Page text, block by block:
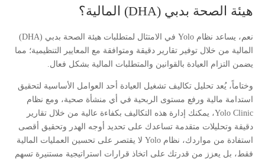
هيئة الصحة بدبي (DHA) المالية؟
نعم، يساعد نظام Yolo في الامتثال لمتطلبات هيئة الصحة بدبي (DHA)
المالية من خلال توفير تقارير دقيقة ومتوافقة مع المعايير التنظيمية؛ مما
يضمن التزام العيادة بالقوانين والمتطلبات المالية بشكل فعال.
وختاماً، يُعد تحليل تكاليف تشغيل العيادة أحد العوامل الأساسية لتحقيق
استدامة مالية ورفع مستوى الربحية في أي منشأة صحية، ومع نظام
Yolo Clinic، يمكنك إدارة هذه التكاليف بكفاءة عالية من خلال تقارير
دقيقة وتحليلات متقدمة تساعدك على تحديد أوجه الهدر وتحقيق أقصى
استفادة من مواردك، نظام Yolo لا يقتصر على تحسين العمليات المالية
فقط، بل يعزز من قدرتك على اتخاذ قرارات استراتيجية مستنيرة تسهم